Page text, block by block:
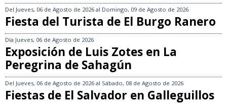
Del Jueves, 06 de Agosto de 2026 al Domingo, 09 de Agosto de 2026
Fiesta del Turista de El Burgo Ranero
Día Jueves, 06 de Agosto de 2026
Exposición de Luis Zotes en La
Peregrina de Sahagún
Del Jueves, 06 de Agosto de 2026 al Sábado, 08 de Agosto de 2026
Fiestas de El Salvador en Galleguillos